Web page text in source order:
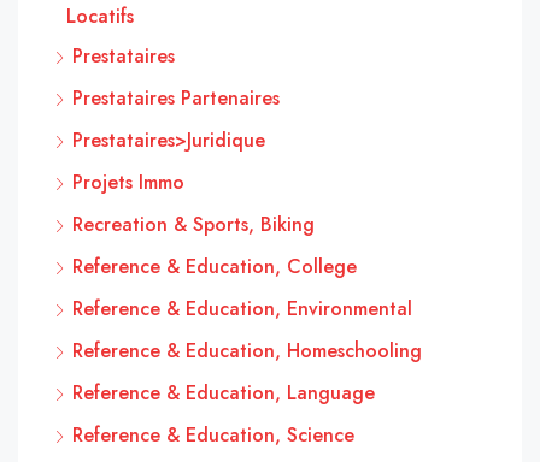
Locatifs
Prestataires
Prestataires Partenaires
Prestataires>Juridique
Projets Immo
Recreation & Sports, Biking
Reference & Education, College
Reference & Education, Environmental
Reference & Education, Homeschooling
Reference & Education, Language
Reference & Education, Science